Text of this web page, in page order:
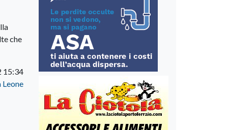
che
15:34
Leone